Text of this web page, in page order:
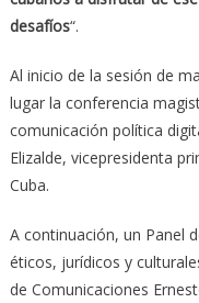
desafíos“.
Al inicio de la sesión de
lugar la conferencia
comunicación política
Elizalde, vicepresidenta
Cuba.
A continuación, un Panel
éticos, jurídicos y
de Comunicaciones